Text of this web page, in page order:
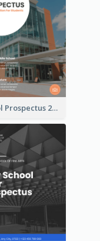
School Prospectus 2022